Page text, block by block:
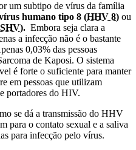
um subtipo de vírus da família
humano tipo 8 (HHV 8) ou
. Embora seja clara a
a infecção não é o bastante
0,03% das pessoas
de Kaposi. O sistema
é forte o suficiente para manter
em pessoas que utilizam
portadores do HIV.
se dá a transmissão do HHV
para o contato sexual e a saliva
para infecção pelo vírus.